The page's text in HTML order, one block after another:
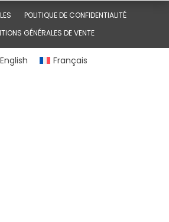
POLITIQUE DE CONFIDENTIALITÉ
GÉNÉRALES DE VENTE
English Français